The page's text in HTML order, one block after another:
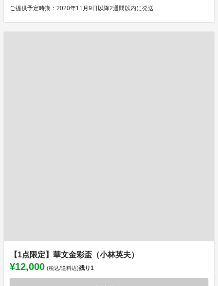
ご提供予定時期：2020年11月9日以降2週間以内に発送
【1点限定】華文金彩盃（小林英夫）
¥12,000 (税込/送料込)残り1